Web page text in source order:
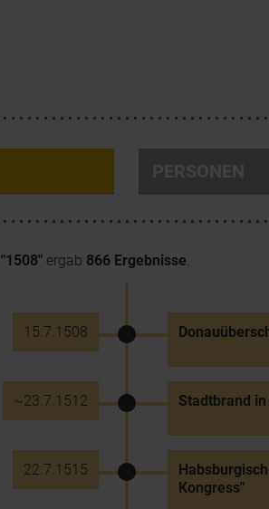
"1508" ergab 866 Ergebnisse.
15.7.1508
~23.7.1512 Stadtbrand
22.7.1515
Kongress"